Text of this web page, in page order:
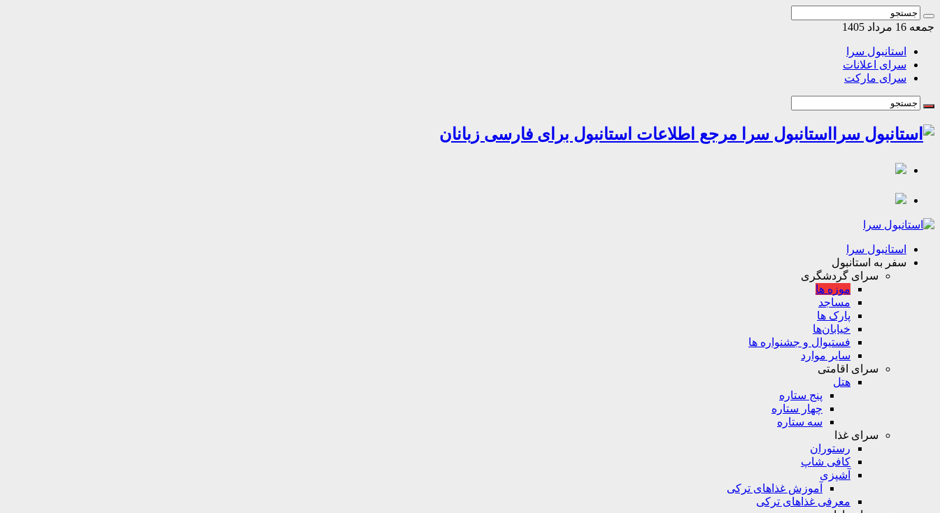
جمعه 16 مرداد 1405
استانبول سرا
سرای اعلانات
سرای مارکت
استانبول سرا مرجع اطلاعات استانبول برای فارسی زبانان
استانبول سرا
سفر به استانبول
سرای گردشگری
موزه ها
مساجد
پارک ها
خیابان‌ها
فستیوال و جشنواره ها
سایر موارد
سرای اقامتی
هتل
پنج ستاره
چهار ستاره
سه ستاره
سرای غذا
رستوران
کافی شاپ
آشپزی
آموزش غذاهای ترکی
معرفی غذاهای ترکی